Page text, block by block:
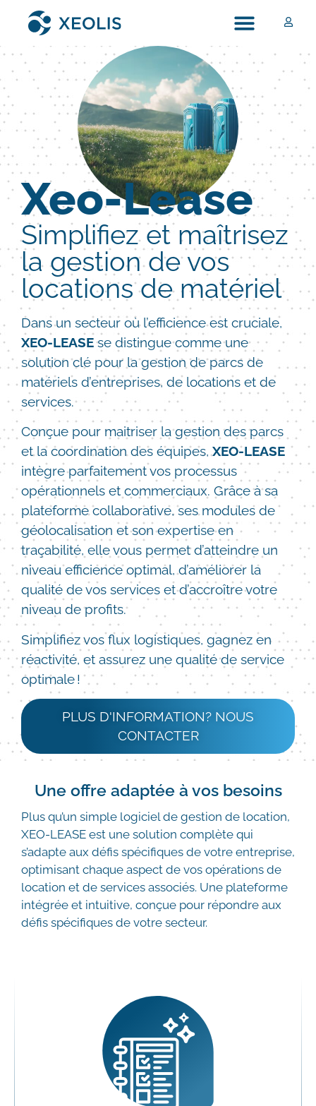
Xeo-Lease
Simplifiez et maîtrisez
la gestion de vos
locations de matériel
Dans un secteur où l’efficience est cruciale,
XEO-LEASEse distingue comme une
solution clé pour la gestion de parcs de
matériels d’entreprises, de locations et de
services.
Conçue pour maitriser la gestion des parcs
et la coordination des équipes,XEO-LEASE
intègre parfaitement vos processus
opérationnels et commerciaux. Grâce à sa
plateforme collaborative, ses modules de
géolocalisation et son expertise en
traçabilité, elle vous permet d’atteindre un
niveau efficience optimal, d’améliorer la
qualité de vos services et d’accroître votre
niveau de profits.
Simplifiez vos flux logistiques, gagnez en
réactivité, et assurez une qualité de service
optimale !
PLUS D'INFORMATION? NOUS
CONTACTER
Une offre adaptée à vos besoins
Plus qu’un simple logiciel de gestion de location,
XEO-LEASE est une solution complète qui
s’adapte aux défis spécifiques de votre entreprise,
optimisant chaque aspect de vos opérations de
location et de services associés. Une plateforme
intégrée et intuitive, conçue pour répondre aux
défis spécifiques de votre secteur.